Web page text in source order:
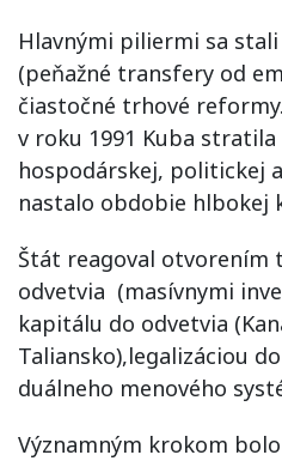
Hlavnými piliermi sa
(peňažné transfery od
čiastočné trhové
v roku 1991 Kuba
hospodárskej, politickej
nastalo obdobie hlbokej
Štát reagoval otvorením
odvetvia (masívnymi
kapitálu do odvetvia
Taliansko),legalizáciou
duálneho menového
Významným krokom